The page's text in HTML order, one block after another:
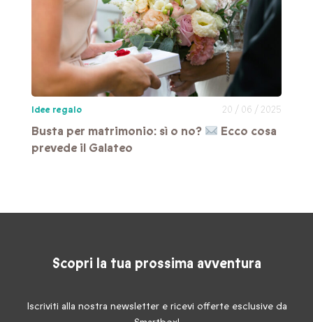
Idee regalo 20 / 06 / 2025
Busta per matrimonio: sì o no?
Ecco cosa
prevede il Galateo
Scopri la tua prossima avventura
Iscriviti alla nostra newsletter e ricevi offerte esclusive da